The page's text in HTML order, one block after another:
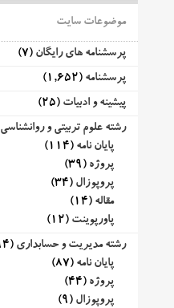
موضوعات سایت
پرسشنامه های رایگان (7)
پرسشنامه (1,652)
پیشینه و ادبیات (25)
رشته علوم تربیتی و روانشناسی
پایان نامه (114)
پروژه (39)
پروپوزال (34)
مقاله (14)
پاورپوینت (12)
رشته مدیریت و حسابداری (194)
پایان نامه (87)
پروژه (44)
پروپوزال (9)